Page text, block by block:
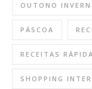
OUTONO
PÁSCOA
RECEITAS
SHOPPING